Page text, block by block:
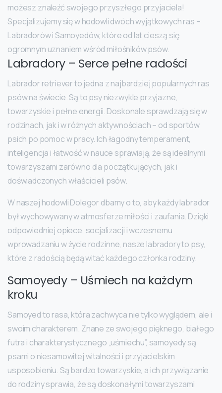
możesz znaleźć swojego przyszłego przyjaciela!
Specjalizujemy się w hodowli dwóch wyjątkowych ras –
Labradorów i Samoyedów, które od lat cieszą się
ogromnym uznaniem wśród miłośników psów.
Labradory – Serce pełne radości
Labrador retriever to jedna z najbardziej popularnych ras
psów na świecie. Są to psy niezwykle przyjazne,
towarzyskie i pełne energii. Doskonale sprawdzają się w
rodzinach, jak i w różnych aktywnościach – od sportów
psich po pomoc w pracy. Ich łagodny temperament,
inteligencja i łatwość w nauce sprawiają, że są idealnymi
towarzyszami zarówno dla początkujących, jak i
doświadczonych właścicieli psów.
W naszej hodowli Dolegor dbamy o to, aby każdy labrador
był wychowywany w atmosferze miłości i zaufania. Dzięki
odpowiedniej opiece, socjalizacji i wczesnemu
wprowadzaniu w życie rodzinne, nasze labradory to psy,
które z radością będą witać każdego członka rodziny.
Samoyedy – Uśmiech na każdym
kroku
Samoyed to rasa, która zachwyca nie tylko wyglądem, ale i
swoim charakterem. Znane ze swojego pięknego, białego
futra i charakterystycznego „uśmiechu”, samoyedy są
psami o niesamowitej witalności i przyjacielskim
usposobieniu. Są bardzo towarzyskie, a ich przywiązanie
do rodziny sprawia, że są doskonałymi towarzyszami